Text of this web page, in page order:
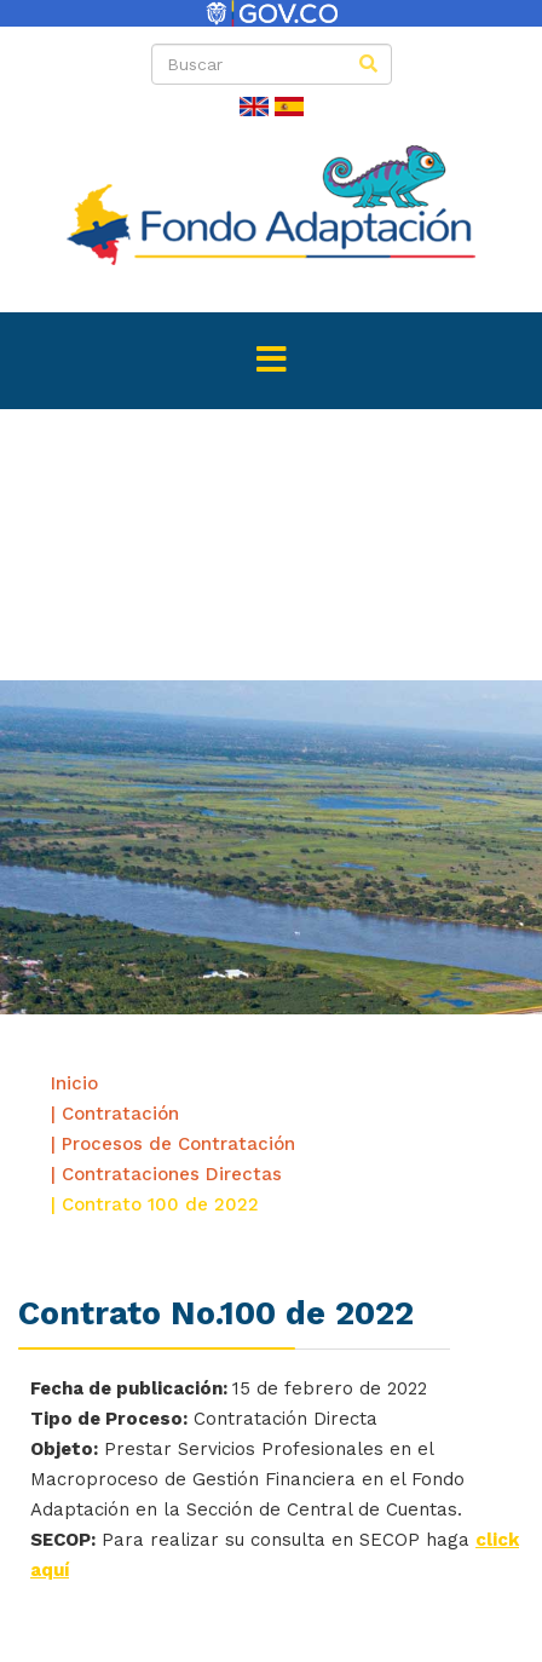
Directas
Inicio
| Contratación
| Procesos de Contratación
| Contrataciones Directas
| Contrato 100 de 2022
Contrato No.100 de 2022
Fecha de publicación: 15 de febrero de 2022
Tipo de Proceso: Contratación Directa
Objeto: Prestar Servicios Profesionales en el
Macroproceso de Gestión Financiera en el Fondo
Adaptación en la Sección de Central de Cuentas.
SECOP: Para realizar su consulta en SECOP haga click
aquí